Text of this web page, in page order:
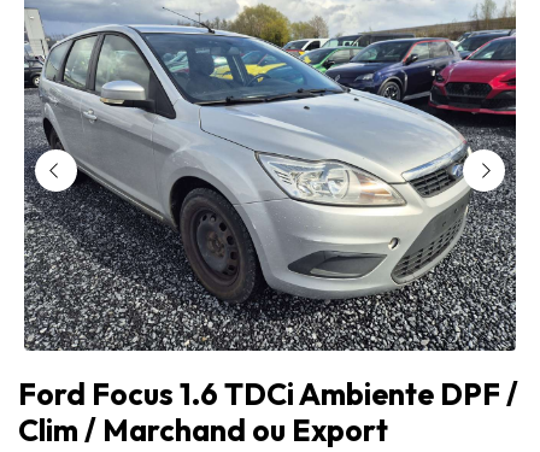
Ford Focus 1.6 TDCi Ambiente DPF /
Clim / Marchand ou Export